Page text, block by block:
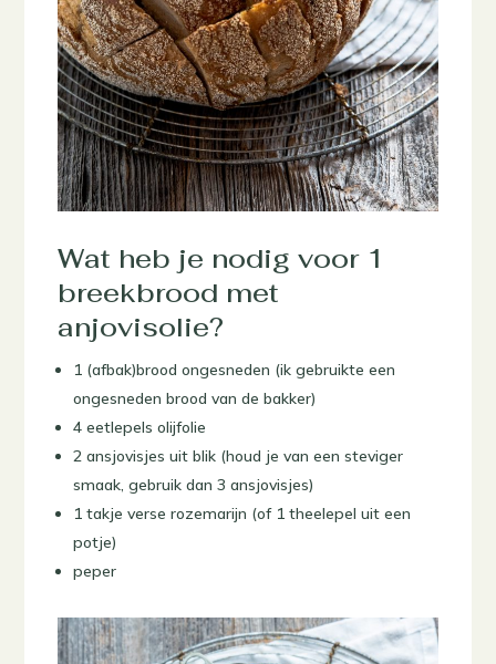
Wat heb je nodig voor 1
breekbrood met
anjovisolie?
1 (afbak)brood ongesneden (ik gebruikte een
ongesneden brood van de bakker)
4 eetlepels olijfolie
2 ansjovisjes uit blik (houd je van een steviger
smaak, gebruik dan 3 ansjovisjes)
1 takje verse rozemarijn (of 1 theelepel uit een
potje)
peper